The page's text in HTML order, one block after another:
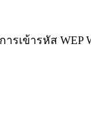
ข้ารหัส WEP